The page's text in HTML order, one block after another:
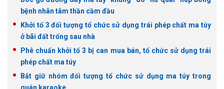
bệnh nhân tâm thần cầm đầu
Khởi tố 3 đối tượng tổ chức sử dụng trái phép chất ma túy
ở bãi đất trống sau nhà
Phê chuẩn khởi tố 3 bị can mua bán, tổ chức sử dụng trái
phép chất ma túy
Bắt giữ nhóm đối tượng tổ chức sử dụng ma túy trong